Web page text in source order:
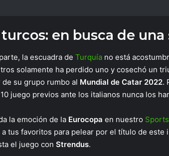
turcos: en busca de una
la escuadra de Turquía no está
solamente ha perdido uno y cosechó un
su grupo rumbo al Mundial de Catar 2022.
juego previos ante los italianos nunca los
la emoción de la Eurocopa en nuestro
tus favoritos para pelear por el título de
el juego con Strendus.